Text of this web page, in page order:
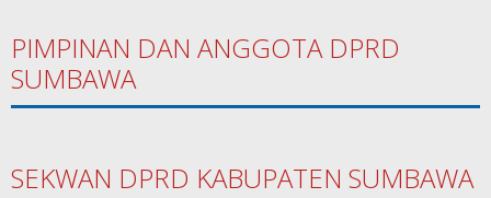
PIMPINAN DAN ANGGOTA DPRD
SUMBAWA
SEKWAN DPRD KABUPATEN SUMBAWA